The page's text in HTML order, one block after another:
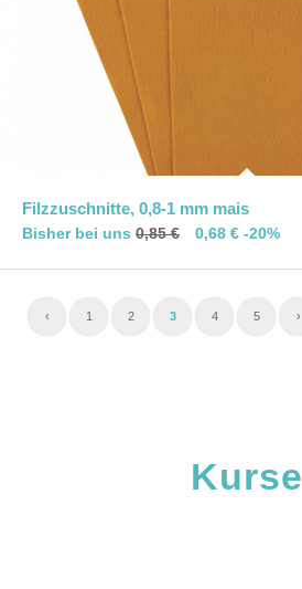
Filzzuschnitte, 0,8-1 mm mais
Bisher bei uns 0,85€ 0,68 € -20%
‹ 1 2 3 4 5 ›
Kurse